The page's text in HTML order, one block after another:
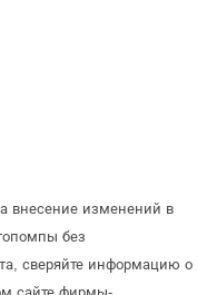
внесение изменений в
без
сверяйте информацию о